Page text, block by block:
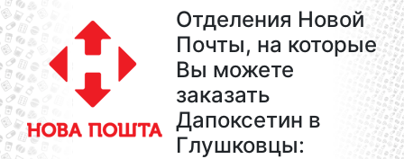
Отделения Новой
Почты, на которые
Вы можете
заказать
Дапоксетин в
Глушковцы: